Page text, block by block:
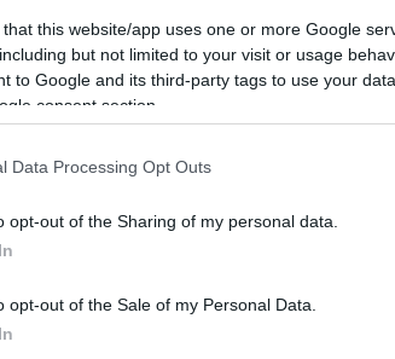
that this website/app uses one or more Google
but not limited to your visit or usage
to Google and its third-party tags to use your
consent section.
Data Processing Opt Outs
opt-out of the Sharing of my personal data.
opt-out of the Sale of my Personal Data.
e attività di gruppo
un’opportunità fantastica
e attività di gruppo.